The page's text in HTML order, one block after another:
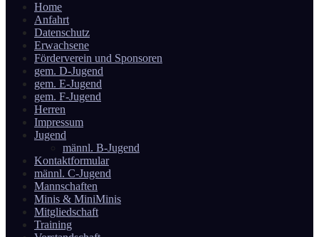
Home
Anfahrt
Datenschutz
Erwachsene
Förderverein und Sponsoren
gem. D-Jugend
gem. E-Jugend
gem. F-Jugend
Herren
Impressum
Jugend
männl. B-Jugend
Kontaktformular
männl. C-Jugend
Mannschaften
Minis & MiniMinis
Mitgliedschaft
Training